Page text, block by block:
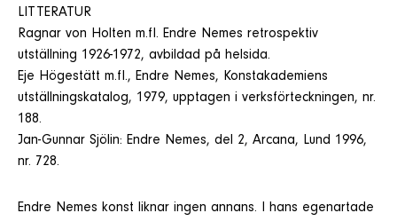
LITTERATUR
Ragnar von Holten m.fl. Endre Nemes retrospektiv
utställning 1926-1972, avbildad på helsida.
Eje Högestätt m.fl., Endre Nemes, Konstakademiens
utställningskatalog, 1979, upptagen i verksförteckningen, nr.
188.
Jan-Gunnar Sjölin: Endre Nemes, del 2, Arcana, Lund 1996,
nr. 728.
Endre Nemes konst liknar ingen annans. I hans egenartade